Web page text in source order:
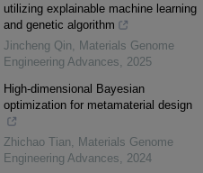
utilizing explainable machine learning
and genetic algorithm
Jincheng Qin
Materials Genome
Engineering Advances
2025
High-dimensional Bayesian
optimization for metamaterial design
Zhichao Tian
Materials Genome
Engineering Advances
2024